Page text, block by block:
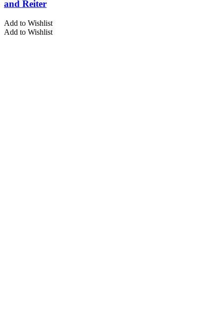
and Reiter
Add to Wishlist
Add to Wishlist